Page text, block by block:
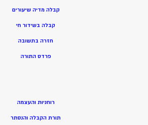
קבלה מדיה שיעורים
קבלה בשידור חי
חזרה בתשובה
פרדס התורה
רוחניות והעצמה
תורת הקבלה והנסתר